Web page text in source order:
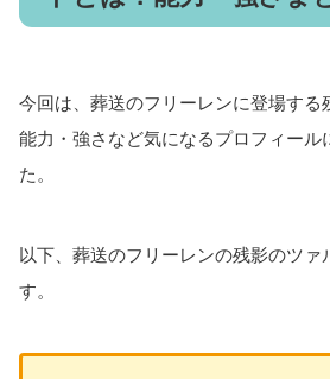
今回は、葬送のフリーレンに登場する
能力・強さなど気になるプロフィール
た。
以下、葬送のフリーレンの残影のツァ
す。